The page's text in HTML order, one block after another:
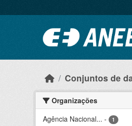
Conjuntos de
Organizações
Agência Nacional... - 1